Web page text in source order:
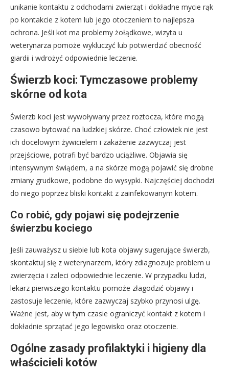
unikanie kontaktu z odchodami zwierząt i dokładne mycie rąk
po kontakcie z kotem lub jego otoczeniem to najlepsza
ochrona. Jeśli kot ma problemy żołądkowe, wizyta u
weterynarza pomoże wykluczyć lub potwierdzić obecność
giardii i wdrożyć odpowiednie leczenie.
Świerzb koci: Tymczasowe problemy
skórne od kota
Świerzb koci jest wywoływany przez roztocza, które mogą
czasowo bytować na ludzkiej skórze. Choć człowiek nie jest
ich docelowym żywicielem i zakażenie zazwyczaj jest
przejściowe, potrafi być bardzo uciążliwe. Objawia się
intensywnym świądem, a na skórze mogą pojawić się drobne
zmiany grudkowe, podobne do wysypki. Najczęściej dochodzi
do niego poprzez bliski kontakt z zainfekowanym kotem.
Co robić, gdy pojawi się podejrzenie
świerzbu kociego
Jeśli zauważysz u siebie lub kota objawy sugerujące świerzb,
skontaktuj się z weterynarzem, który zdiagnozuje problem u
zwierzęcia i zaleci odpowiednie leczenie. W przypadku ludzi,
lekarz pierwszego kontaktu pomoże złagodzić objawy i
zastosuje leczenie, które zazwyczaj szybko przynosi ulgę.
Ważne jest, aby w tym czasie ograniczyć kontakt z kotem i
dokładnie sprzątać jego legowisko oraz otoczenie.
Ogólne zasady profilaktyki i higieny dla
właścicieli kotów